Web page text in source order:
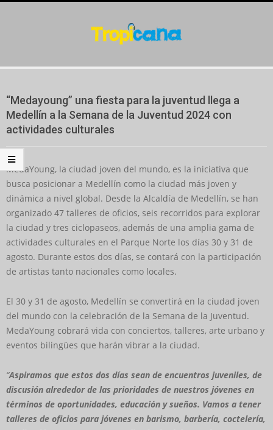
Menu
“Medayoung” una fiesta para la juventud llega a
Medellín a la Semana de la Juventud 2024 con
actividades culturales
MedaYoung, la ciudad joven del mundo, es la iniciativa que
busca posicionar a Medellín como la ciudad más joven y
dinámica a nivel global. Desde la Alcaldía de Medellín, se han
organizado 47 talleres de oficios, seis recorridos para explorar
la ciudad y tres ciclopaseos, además de una amplia gama de
actividades culturales en el Parque Norte los días 30 y 31 de
agosto. Durante estos dos días, se contará con la participación
de artistas tanto nacionales como locales.
El 30 y 31 de agosto, Medellín se convertirá en la ciudad joven
del mundo con la celebración de la Semana de la Juventud.
MedaYoung cobrará vida con conciertos, talleres, arte urbano y
eventos bilingües que harán vibrar a la ciudad.
“Aspiramos que estos dos días sean de encuentros juveniles, de
discusión alrededor de las prioridades de nuestros jóvenes en
términos de oportunidades, educación y sueños. Vamos a tener
talleres de oficios para jóvenes en barismo, barbería, coctelería,